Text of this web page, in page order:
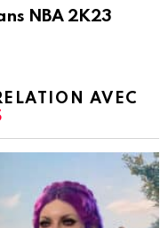
NBA 2K23
AVEC